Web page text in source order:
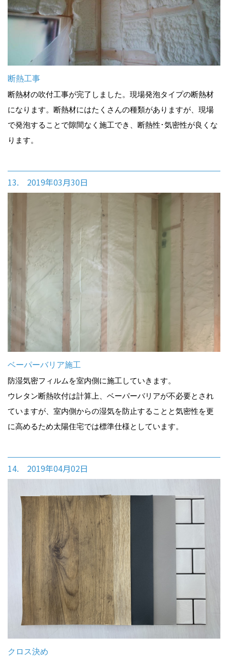
断熱工事
断熱材の吹付工事が完了しました。現場発泡タイプの断熱材
になります。断熱材にはたくさんの種類がありますが、現場
で発泡することで隙間なく施工でき、断熱性･気密性が良くな
ります。
13. 2019年03月30日
ベーパーバリア施工
防湿気密フィルムを室内側に施工していきます。
ウレタン断熱吹付は計算上、ベーパーバリアが不必要とされ
ていますが、室内側からの湿気を防止することと気密性を更
に高めるため太陽住宅では標準仕様としています。
14. 2019年04月02日
クロス決め